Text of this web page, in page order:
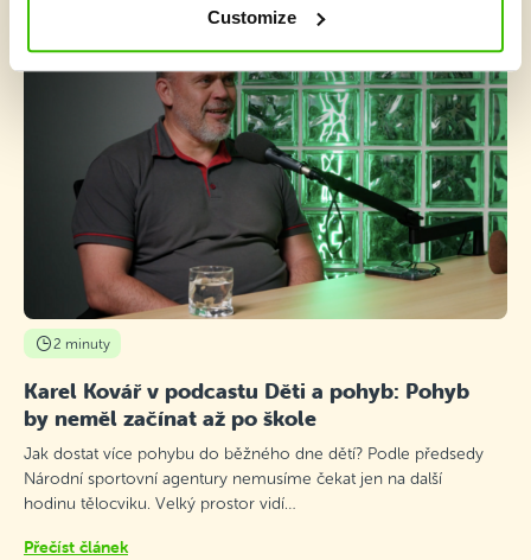
Customize
2 minuty
Karel Kovář v podcastu Děti a pohyb: Pohyb
by neměl začínat až po škole
Jak dostat více pohybu do běžného dne dětí? Podle předsedy
Národní sportovní agentury nemusíme čekat jen na další
hodinu tělocviku. Velký prostor vidí…
Přečíst článek